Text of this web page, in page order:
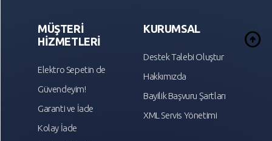
MÜŞTERİ
HİZMETLERİ
Elektro Sepetin de
Güvendeyim!
Garanti ve İade
Kolay İade
KURUMSAL
Destek Talebi Oluştur
Hakkımızda
Bayilik Başvuru Şartları
XML Servis Yönetimi
arrow_circle_up